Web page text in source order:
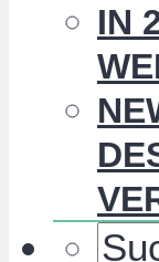
IN